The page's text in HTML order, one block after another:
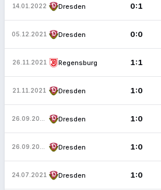
14.01.2022 Dresden 0:1
05.12.2021 Dresden 0:0
26.11.2021 Regensburg 1:1
21.11.2021 Dresden 1:0
Dresden 1:0
Dresden 1:0
24.07.2021 Dresden 1:0